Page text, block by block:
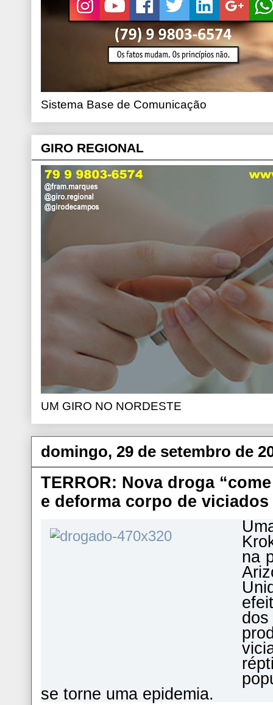
Sistema Base de Comunicação
GIRO REGIONAL
UM GIRO NO NORDESTE
domingo, 29 de setembro de
TERROR: Nova droga
e deforma corpo de viciados
na
se torne uma epidemia.